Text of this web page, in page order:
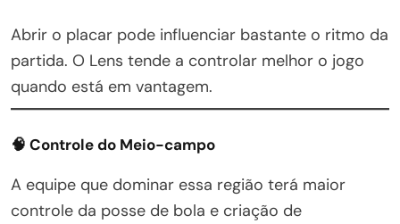
Abrir o placar pode influenciar bastante o ritmo da
partida. O Lens tende a controlar melhor o jogo
quando está em vantagem.
🧠 Controle do Meio-campo
A equipe que dominar essa região terá maior
controle da posse de bola e criação de